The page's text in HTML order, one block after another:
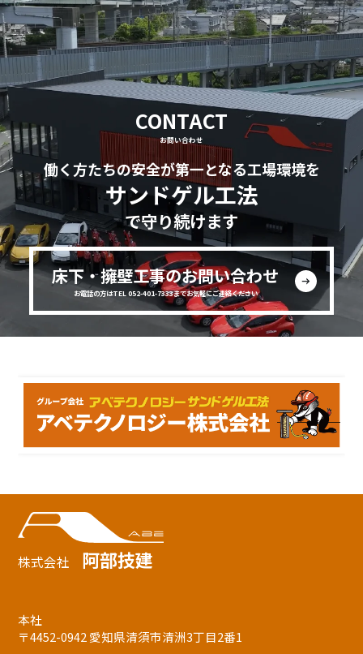
CONTACT
お問い合わせ
働く方たちの安全が第一となる工場環境を
サンドゲル工法
で守り続けます
床下・擁壁工事のお問い合わせ
お電話の方はTEL 052-401-7333までお気軽にご連絡ください
株式会社 阿部技建
本社
〒4452-0942 愛知県清須市清洲3丁目2番1